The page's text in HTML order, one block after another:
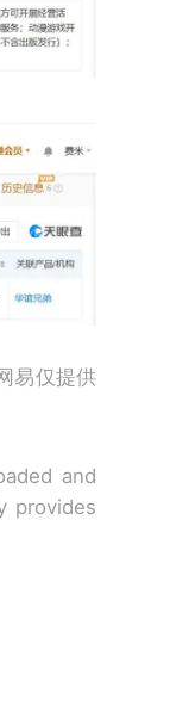
易仅提供
and
provides